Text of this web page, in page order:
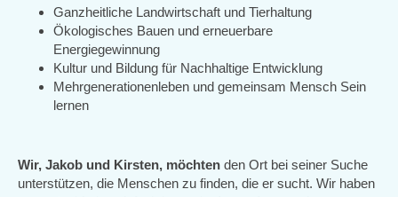
Ganzheitliche Landwirtschaft und Tierhaltung
Ökologisches Bauen und erneuerbare
Energiegewinnung
Kultur und Bildung für Nachhaltige Entwicklung
Mehrgenerationenleben und gemeinsam Mensch Sein
lernen
Wir, Jakob und Kirsten, möchten den Ort bei seiner Suche
unterstützen, die Menschen zu finden, die er sucht. Wir haben